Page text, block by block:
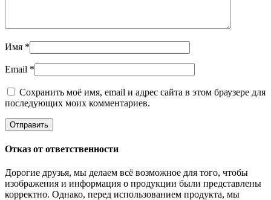
Имя *
Email *
Сохранить моё имя, email и адрес сайта в этом браузере для
последующих моих комментариев.
Отказ от ответственности
Дорогие друзья, мы делаем всё возможное для того, чтобы
изображения и информация о продукции были представлены
корректно. Однако, перед использованием продукта, мы